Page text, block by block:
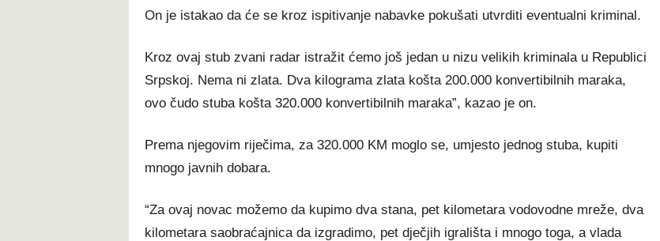
On je istakao da će se kroz ispitivanje nabavke pokušati utvrditi eventualni kriminal.
Kroz ovaj stub zvani radar istražit ćemo još jedan u nizu velikih kriminala u Republici
Srpskoj. Nema ni zlata. Dva kilograma zlata košta 200.000 konvertibilnih maraka,
ovo čudo stuba košta 320.000 konvertibilnih maraka”, kazao je on.
Prema njegovim riječima, za 320.000 KM moglo se, umjesto jednog stuba, kupiti
mnogo javnih dobara.
“Za ovaj novac možemo da kupimo dva stana, pet kilometara vodovodne mreže, dva
kilometara saobraćajnica da izgradimo, pet dječjih igrališta i mnogo toga, a vlada